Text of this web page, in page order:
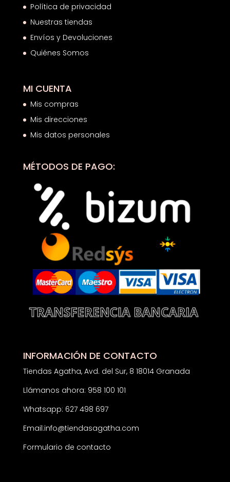
Política de privacidad
Nuestras tiendas
Envíos y Devoluciones
Quiénes Somos
MI CUENTA
Mis compras
Mis direcciones
Mis datos personales
MÉTODOS DE PAGO:
INFORMACIÓN DE CONTACTO
Tiendas Agatha, Avd. del Sur, 8 18014 Granada
Llámanos ahora: 958 100 101
Whatsapp: 627 498 697
Email:info@tiendasagatha.com
Formulario de contacto